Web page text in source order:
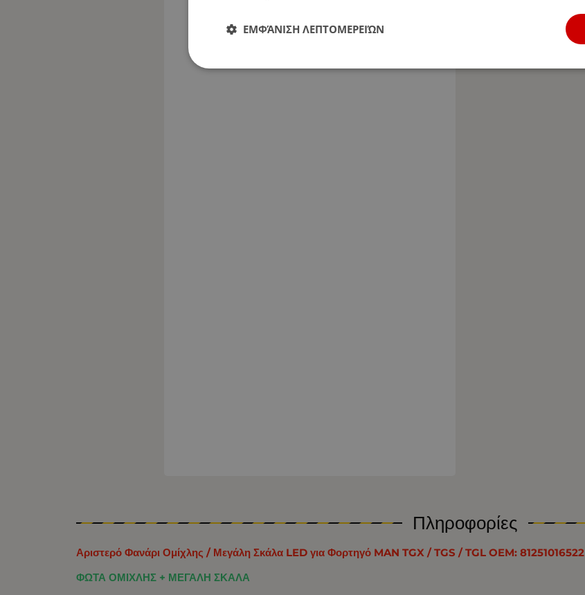
Πληροφορίες
Αριστερό Φανάρι Ομίχλης / Μεγάλη Σκάλα LED για Φορτηγό MAN TGX / TGS / TGL OEM: 81251016522
ΦΩΤΑ ΟΜΙΧΛΗΣ + ΜΕΓΑΛΗ ΣΚΑΛΑ
ΕΜΦΆΝΙΣΗ ΛΕΠΤΟΜΕΡΕΙΏΝ